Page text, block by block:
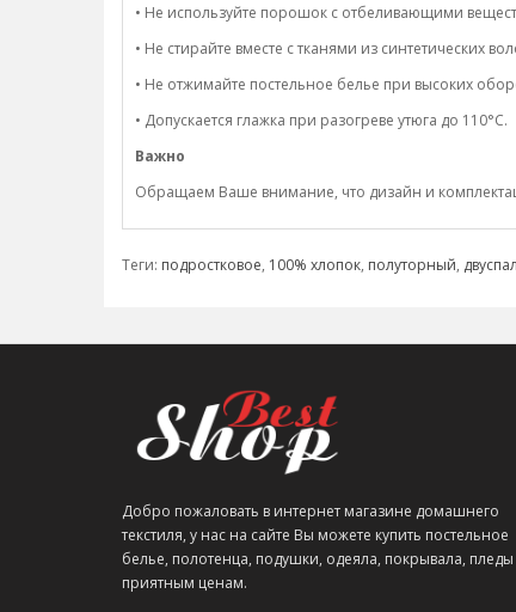
• Не используйте порошок с отбеливающими
• Не стирайте вместе с тканями из синтетических
• Не отжимайте постельное белье при высоких
• Допускается глажка при разогреве утюга до 110°C.
Важно
Обращаем Ваше внимание, что дизайн и
Теги: подростковое, 100% хлопок, полуторный,
Добро пожаловать в интернет магазине домашнего
текстиля, у нас на сайте Вы можете купить постельное
белье, полотенца, подушки, одеяла, покрывала,
приятным ценам.